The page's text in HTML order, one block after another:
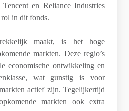
en Reliance Industries
rol in dit fonds.
maakt, is het hoge
markten. Deze regio’s
economische ontwikkeling en
wat gunstig is voor
actief zijn. Tegelijkertijd
markten ook extra